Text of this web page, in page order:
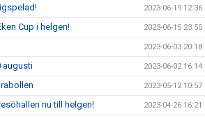
2023-06-19 12:36
Cup i helgen! 2023-06-15 23:50
2023-06-03 20:18
augusti 2023-06-02 16:14
2023-05-12 10:57
nu till helgen! 2023-04-26 16:21